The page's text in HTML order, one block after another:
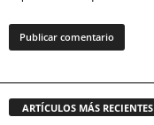
ARTÍCULOS MÁS RECIENTES